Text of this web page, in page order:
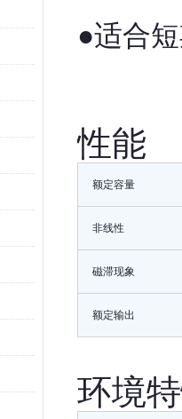
●适合
性能
额定容量
非线性
磁滞现象
额定输出
环境